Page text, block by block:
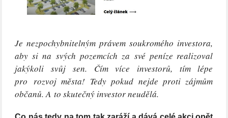
Je nezpochybnitelným právem soukromého investora,
aby si na svých pozemcích za své peníze realizoval
jakýkoli svůj sen. Čím více investorů, tím lépe
pro rozvoj města! Tedy pokud nejde proti zájmům
občanů. A to skutečný investor neudělá.